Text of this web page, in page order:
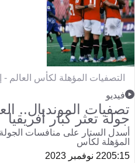
التصفيات المؤهلة لكأس العالم -
فيديو
تصفيات المونديال..
جولة تعثر كبار أفريقيا
أسدل الستار على منافسات الجولة
المؤهلة لكأس
05:1522 نوفمبر 2023